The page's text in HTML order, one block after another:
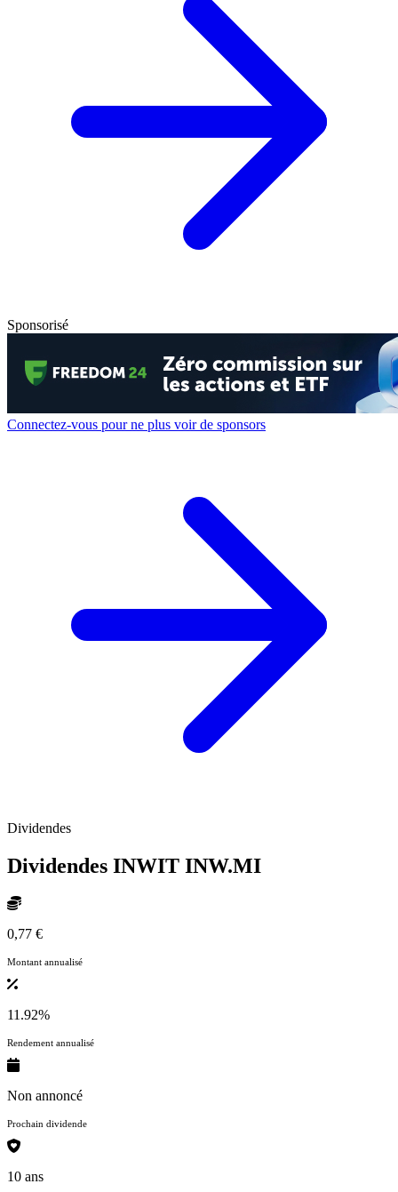
Sponsorisé
Connectez-vous pour ne plus voir de sponsors
Dividendes
Dividendes INWIT INW.MI
0,77 €
Montant annualisé
11.92%
Rendement annualisé
Non annoncé
Prochain dividende
10 ans